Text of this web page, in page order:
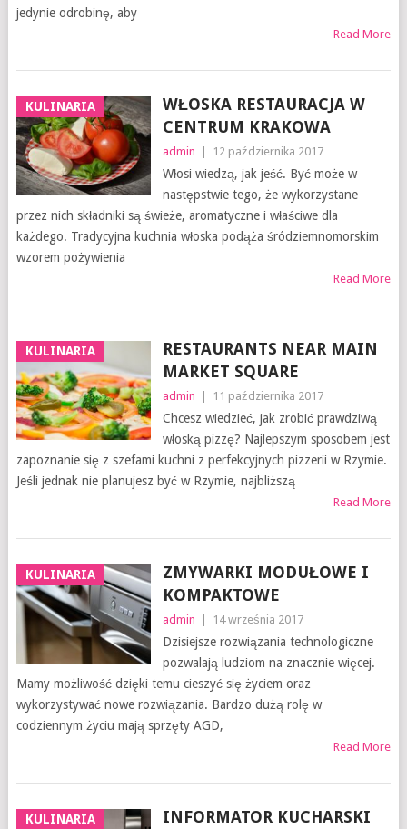
jedynie odrobinę, aby
Read More
KULINARIA
WŁOSKA RESTAURACJA W
CENTRUM KRAKOWA
admin 12 października 2017
Włosi wiedzą, jak jeść. Być może w
następstwie tego, że wykorzystane
przez nich składniki są świeże, aromatyczne i właściwe dla
każdego. Tradycyjna kuchnia włoska podąża śródziemnomorskim
wzorem pożywienia
Read More
KULINARIA
RESTAURANTS NEAR MAIN
MARKET SQUARE
admin 11 października 2017
Chcesz wiedzieć, jak zrobić prawdziwą
włoską pizzę? Najlepszym sposobem jest
zapoznanie się z szefami kuchni z perfekcyjnych pizzerii w Rzymie.
Jeśli jednak nie planujesz być w Rzymie, najbliższą
Read More
KULINARIA
ZMYWARKI MODUŁOWE I
KOMPAKTOWE
admin 14 września 2017
Dzisiejsze rozwiązania technologiczne
pozwalają ludziom na znacznie więcej.
Mamy możliwość dzięki temu cieszyć się życiem oraz
wykorzystywać nowe rozwiązania. Bardzo dużą rolę w
codziennym życiu mają sprzęty AGD,
Read More
KULINARIA INFORMATOR KUCHARSKI